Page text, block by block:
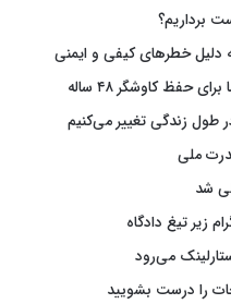
برداریم؟
طول زندگی تغییر می‌کنیم
ملی
شد
را درست بشویید